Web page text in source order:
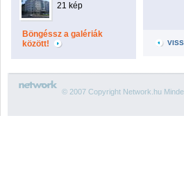
21 kép
Böngéssz a galériák
között!
© 2007 Copyright Network.hu